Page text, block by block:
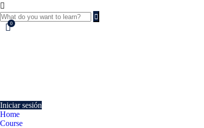
0
Iniciar sesión
Home
Course